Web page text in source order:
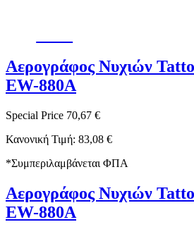
Αερογράφος Νυχιών
EW-880A
Special Price 70,67 €
Κανονική Τιμή: 83,08 €
*Συμπεριλαμβάνεται ΦΠΑ
Αερογράφος Νυχιών
EW-880A